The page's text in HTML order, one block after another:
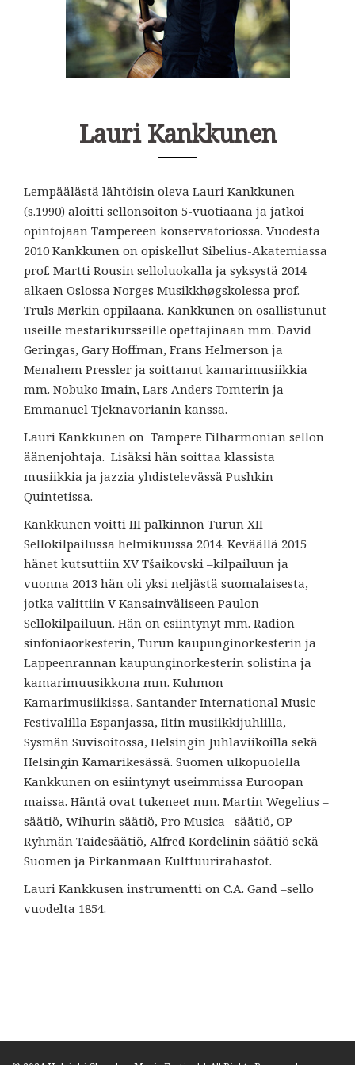
Lauri Kankkunen
Lempäälästä lähtöisin oleva Lauri Kankkunen
(s.1990) aloitti sellonsoiton 5-vuotiaana ja jatkoi
opintojaan Tampereen konservatoriossa. Vuodesta
2010 Kankkunen on opiskellut Sibelius-Akatemiassa
prof. Martti Rousin selloluokalla ja syksystä 2014
alkaen Oslossa Norges Musikkhøgskolessa prof.
Truls Mørkin oppilaana. Kankkunen on osallistunut
useille mestarikursseille opettajinaan mm. David
Geringas, Gary Hoffman, Frans Helmerson ja
Menahem Pressler ja soittanut kamarimusiikkia
mm. Nobuko Imain, Lars Anders Tomterin ja
Emmanuel Tjeknavorianin kanssa.
Lauri Kankkunen on Tampere Filharmonian sellon
äänenjohtaja. Lisäksi hän soittaa klassista
musiikkia ja jazzia yhdistelevässä Pushkin
Quintetissa.
Kankkunen voitti III palkinnon Turun XII
Sellokilpailussa helmikuussa 2014. Keväällä 2015
hänet kutsuttiin XV Tšaikovski –kilpailuun ja
vuonna 2013 hän oli yksi neljästä suomalaisesta,
jotka valittiin V Kansainväliseen Paulon
Sellokilpailuun. Hän on esiintynyt mm. Radion
sinfoniaorkesterin, Turun kaupunginorkesterin ja
Lappeenrannan kaupunginorkesterin solistina ja
kamarimuusikkona mm. Kuhmon
Kamarimusiikissa, Santander International Music
Festivalilla Espanjassa, Iitin musiikkijuhlilla,
Sysmän Suvisoitossa, Helsingin Juhlaviikoilla sekä
Helsingin Kamarikesässä. Suomen ulkopuolella
Kankkunen on esiintynyt useimmissa Euroopan
maissa. Häntä ovat tukeneet mm. Martin Wegelius –
säätiö, Wihurin säätiö, Pro Musica –säätiö, OP
Ryhmän Taidesäätiö, Alfred Kordelinin säätiö sekä
Suomen ja Pirkanmaan Kulttuurirahastot.
Lauri Kankkusen instrumentti on C.A. Gand –sello
vuodelta 1854.